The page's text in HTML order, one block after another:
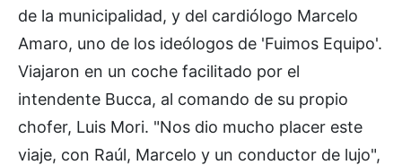
de la municipalidad, y del cardiólogo Marcelo
Amaro, uno de los ideólogos de 'Fuimos Equipo'.
Viajaron en un coche facilitado por el
intendente Bucca, al comando de su propio
chofer, Luis Mori. "Nos dio mucho placer este
viaje, con Raúl, Marcelo y un conductor de lujo",